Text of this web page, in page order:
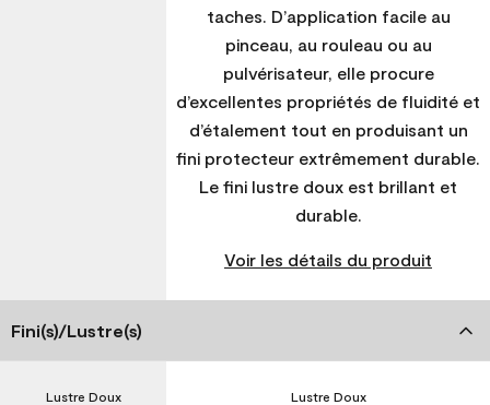
taches. D’application facile au
pinceau, au rouleau ou au
pulvérisateur, elle procure
d’excellentes propriétés de fluidité et
d’étalement tout en produisant un
fini protecteur extrêmement durable.
Le fini lustre doux est brillant et
durable.
Voir les détails du produit
Fini(s)/Lustre(s)
Lustre Doux Lustre Doux